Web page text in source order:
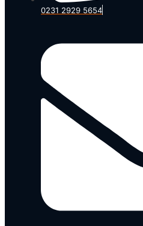
0231 2929 5654